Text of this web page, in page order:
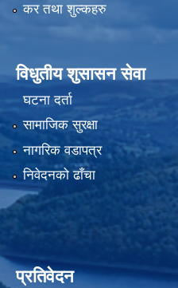
कर तथा शुल्कहरु
विधुतीय शुसासन सेवा
घटना दर्ता
सामाजिक सुरक्षा
नागरिक वडापत्र
निवेदनको ढाँचा
प्रतिवेदन